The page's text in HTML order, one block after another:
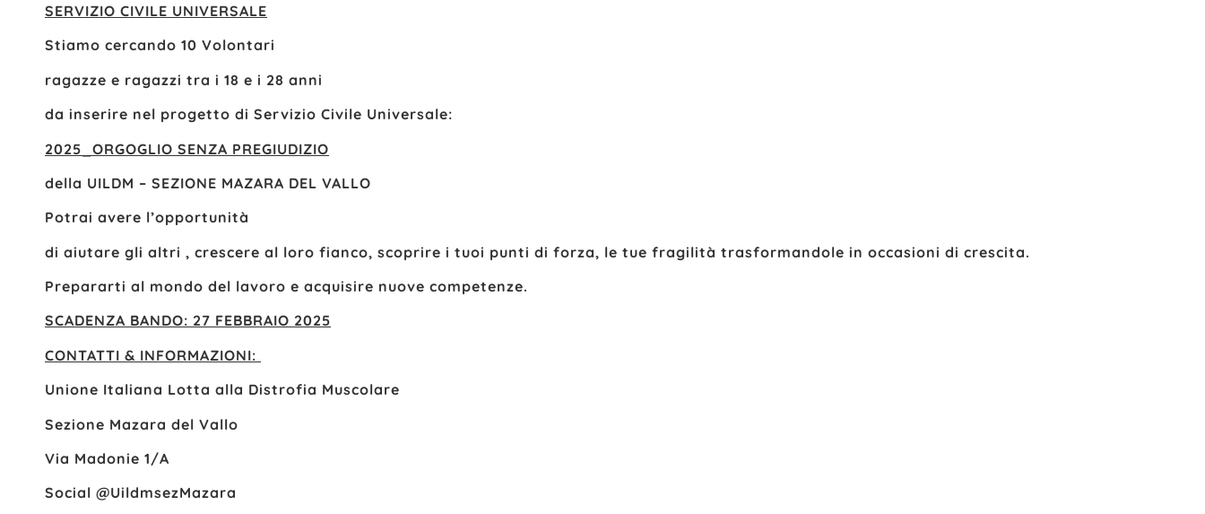
SERVIZIO CIVILE UNIVERSALE
Stiamo cercando 10 Volontari
ragazze e ragazzi tra i 18 e i 28 anni
da inserire nel progetto di Servizio Civile Universale:
2025_ORGOGLIO SENZA PREGIUDIZIO
della UILDM – SEZIONE MAZARA DEL VALLO
Potrai avere l’opportunità
di aiutare gli altri , crescere al loro fianco, scoprire i tuoi punti di forza, le tue fragilità trasformandole in occasioni di crescita.
Prepararti al mondo del lavoro e acquisire nuove competenze.
SCADENZA BANDO: 27 FEBBRAIO 2025
CONTATTI & INFORMAZIONI:
Unione Italiana Lotta alla Distrofia Muscolare
Sezione Mazara del Vallo
Via Madonie 1/A
Social @UildmsezMazara